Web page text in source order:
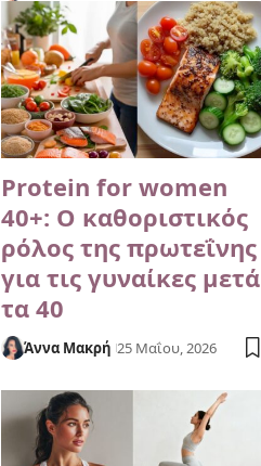
Protein for women
40+: Ο καθοριστικός
ρόλος της πρωτεΐνης
για τις γυναίκες μετά
τα 40
Άννα Μακρή 25 Μαΐου, 2026